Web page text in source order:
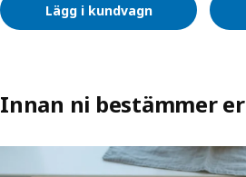
Lägg i kundvagn
Innan ni bestämmer er